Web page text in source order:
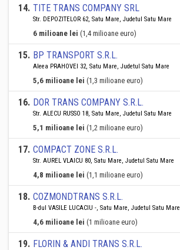
14. TITE TRANS COMPANY SRL
Str. DEPOZITELOR 62, Satu Mare, Judetul Satu Mare
6 milioane lei (1,4 milioane euro)
15. BP TRANSPORT S.R.L.
Aleea PRAHOVEI 32, Satu Mare, Judetul Satu Mare
5,6 milioane lei (1,3 milioane euro)
16. DOR TRANS COMPANY S.R.L.
Str. ALECU RUSSO 18, Satu Mare, Judetul Satu Mare
5,1 milioane lei (1,2 milioane euro)
17. COMPACT ZONE S.R.L.
Str. AUREL VLAICU 80, Satu Mare, Judetul Satu Mare
4,8 milioane lei (1,1 milioane euro)
18. COZMONDTRANS S.R.L.
B-dul VASILE LUCACIU -, Satu Mare, Judetul Satu Mare
4,6 milioane lei (1 milioane euro)
19. FLORIN & ANDI TRANS S.R.L.